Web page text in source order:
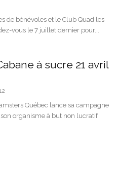
de bénévoles et le Club Quad les
vous le 7 juillet dernier pour...
à sucre 21 avril
Québec lance sa campagne
organisme à but non lucratif